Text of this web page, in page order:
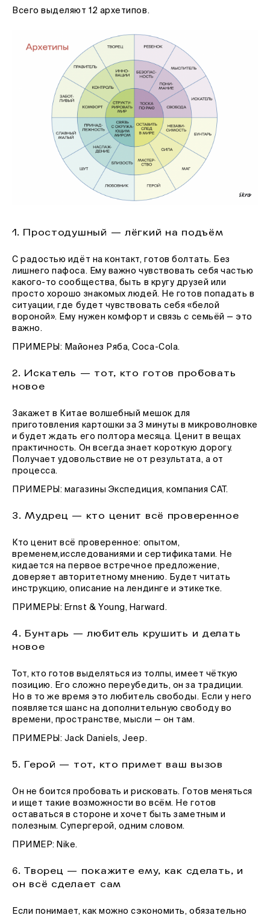
Всего выделяют 12 архетипов.
1. Простодушный — лёгкий на подъём
С радостью идёт на контакт, готов болтать. Без
лишнего пафоса. Ему важно чувствовать себя частью
какого-то сообщества, быть в кругу друзей или
просто хорошо знакомых людей. Не готов попадать в
ситуации, где будет чувствовать себя «белой
вороной». Ему нужен комфорт и связь с семьёй — это
важно.
ПРИМЕРЫ: Майонез Ряба, Coca-Cola.
2. Искатель — тот, кто готов пробовать
новое
Закажет в Китае волшебный мешок для
приготовления картошки за 3 минуты в микроволновке
и будет ждать его полтора месяца. Ценит в вещах
практичность. Он всегда знает короткую дорогу.
Получает удовольствие не от результата, а от
процесса.
ПРИМЕРЫ: магазины Экспедиция, компания CAT.
3. Мудрец — кто ценит всё проверенное
Кто ценит всё проверенное: опытом,
временем,исследованиями и сертификатами. Не
кидается на первое встречное предложение,
доверяет авторитетному мнению. Будет читать
инструкцию, описание на лендинге и этикетке.
ПРИМЕРЫ: Ernst & Young, Harward.
4. Бунтарь — любитель крушить и делать
новое
Тот, кто готов выделяться из толпы, имеет чёткую
позицию. Его сложно переубедить, он за традиции.
Но в то же время это любитель свободы. Если у него
появляется шанс на дополнительную свободу во
времени, пространстве, мысли — он там.
ПРИМЕРЫ: Jack Daniels, Jeep.
5. Герой — тот, кто примет ваш вызов
Он не боится пробовать и рисковать. Готов меняться
и ищет такие возможности во всём. Не готов
оставаться в стороне и хочет быть заметным и
полезным. Супергерой, одним словом.
ПРИМЕР: Nike.
6. Творец — покажите ему, как сделать, и
он всё сделает сам
Если понимает, как можно сэкономить, обязательно